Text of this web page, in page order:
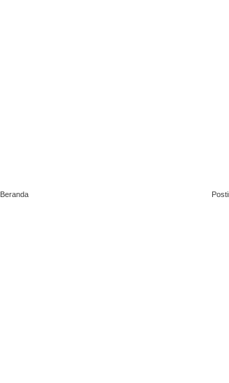
Beranda